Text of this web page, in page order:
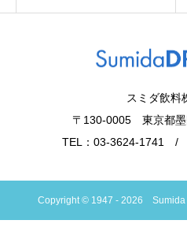
スミダ飲料
〒130-0005 東京都墨
TEL：03-3624-1741 /
Copyright © 1947 - 2026 Sumida